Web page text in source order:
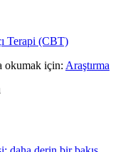
Terapi (CBT)
okumak için: Araştırma